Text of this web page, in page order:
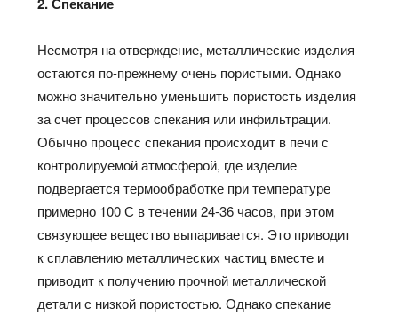
Несмотря на отверждение, металлические изделия
остаются по-прежнему очень пористыми. Однако
можно значительно уменьшить пористость изделия
за счет процессов спекания или инфильтрации.
Обычно процесс спекания происходит в печи с
контролируемой атмосферой, где изделие
подвергается термообработке при температуре
примерно 100 С в течении 24-36 часов, при этом
связующее вещество выпаривается. Это приводит
к сплавлению металлических частиц вместе и
приводит к получению прочной металлической
детали с низкой пористостью. Однако спекание